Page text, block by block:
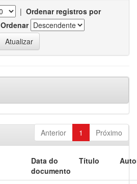
| Ordenar registros por
Ordenar
Anterior 1 Próximo
Data do
documento
Título